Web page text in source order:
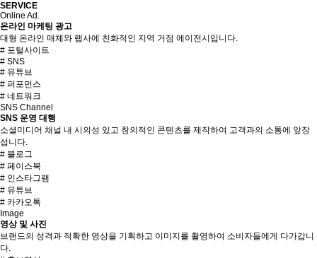
SERVICE
Online Ad.
온라인 마케팅 광고
대형 온라인 매체와 랩사에 친화적인 지역 거점 에이전시입니다.
# 포털사이트
# SNS
# 유튜브
# 퍼포먼스
# 네트워크
SNS Channel
SNS 운영 대행
소셜미디어 채널 내 시의성 있고 창의적인 콘텐츠를 제작하여 고객과의 소통에 앞장
섭니다.
# 블로그
# 페이스북
# 인스타그램
# 유튜브
# 카카오톡
Image
영상 및 사진
브랜드의 성격과 적확한 영상을 기획하고 이미지를 촬영하여 소비자들에게 다가갑니
다.